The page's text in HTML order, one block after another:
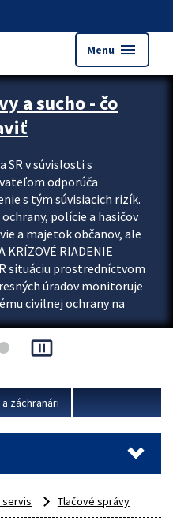
Menu menu
a sucho - čo
v súvislosti s
odporúča
s tým súvisiacich rizík.
polície a hasičov
a majetok občanov, ale
KRÍZOVÉ RIADENIE
situáciu prostredníctvom
úradov monitoruje
civilnej ochrany na
pause_presentation
záchranári
servis Tlačové správy